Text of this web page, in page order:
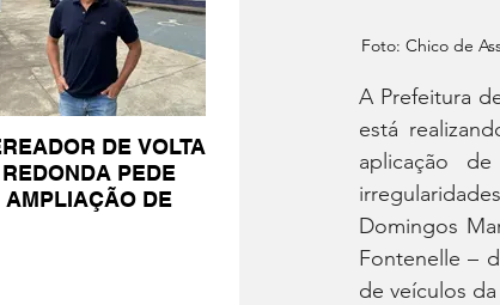
DE VOLTA
REDONDA PEDE
AMPLIAÇÃO DE
Foto: Chico de
A Prefeitura
está
aplicação
Domingos
Fontenelle –
de veículos